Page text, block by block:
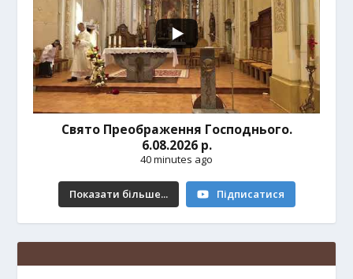
Свято Преображення Господнього.
6.08.2026 р.
40 minutes ago
Показати більше... Підписатися